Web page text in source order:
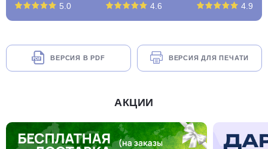
5.0
4.6
4.9
ВЕРСИЯ В PDF ВЕРСИЯ ДЛЯ ПЕЧАТИ
АКЦИИ